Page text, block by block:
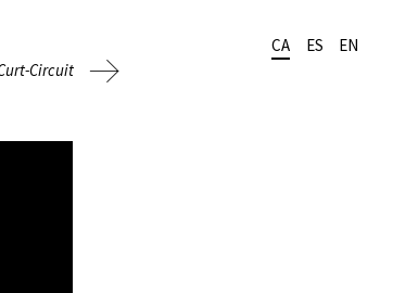
CA ES EN
Circuit